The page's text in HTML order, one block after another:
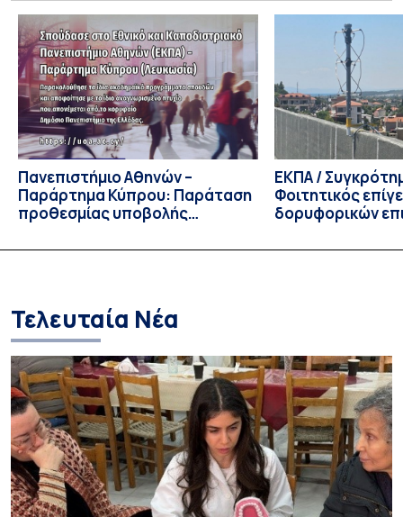
Τμήματος Οικονομικών Επιστημών και του Τμήματος
Διοίκησης Επιχειρήσεων και Οργανισμών τον Σεπτέμβριο
του 2026, ο Κοσμήτορας της Σχολής Οικονομικών και
Πολιτικών Επιστημών, Καθηγητής Νικόλαος Ηρειώτης, και ο
Πρόεδρος του Τμήματος […]
Πανεπιστήμιο Αθηνών –
Παράρτημα Κύπρου: Παράταση
προθεσμίας υποβολής
υποψηφίων
ΕΚΠΑ /
Φοιτητικός
δορυφορικών
Τελευταία Νέα